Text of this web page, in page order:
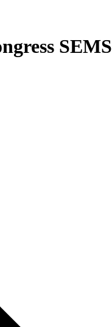
SEMS